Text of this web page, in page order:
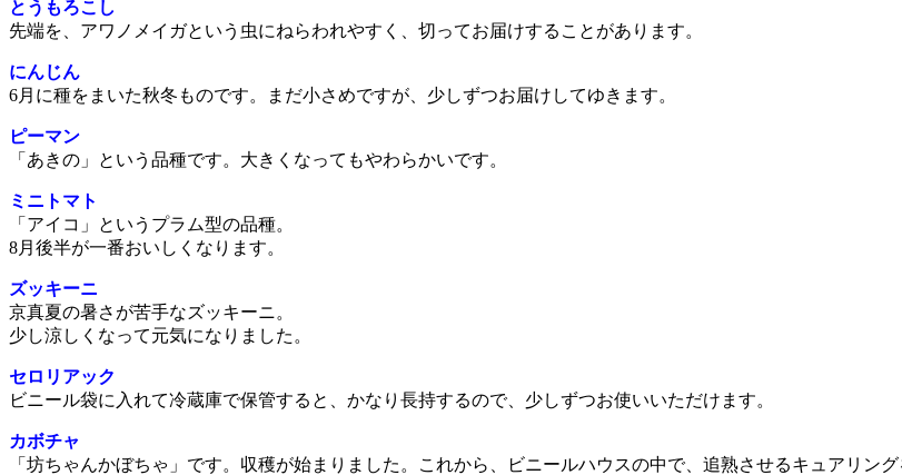
とうもろこし
先端を、アワノメイガという虫にねらわれやすく、切ってお届けすることがあります。
にんじん
6月に種をまいた秋冬ものです。まだ小さめですが、少しずつお届けしてゆきます。
ピーマン
「あきの」という品種です。大きくなってもやわらかいです。
ミニトマト
「アイコ」というプラム型の品種。
8月後半が一番おいしくなります。
ズッキーニ
京真夏の暑さが苦手なズッキーニ。
少し涼しくなって元気になりました。
セロリアック
ビニール袋に入れて冷蔵庫で保管すると、かなり長持するので、少しずつお使いいただけます。
カボチャ
「坊ちゃんかぼちゃ」です。収穫が始まりました。これから、ビニールハウスの中で、追熟させるキュアリン